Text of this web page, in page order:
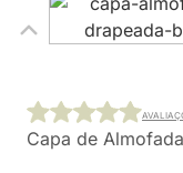
Capa de